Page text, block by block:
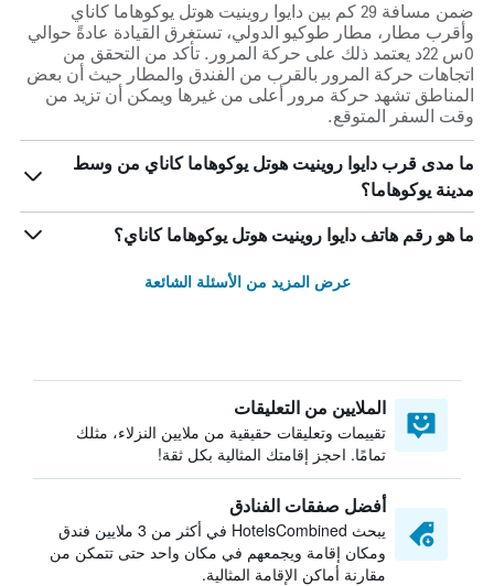
ضمن مسافة 29 كم بين دايوا روينيت هوتل يوكوهاما كاناي
وأقرب مطار، مطار طوكيو الدولي، تستغرق القيادة عادةً حوالي
0س 22د يعتمد ذلك على حركة المرور. تأكد من التحقق من
اتجاهات حركة المرور بالقرب من الفندق والمطار حيث أن بعض
المناطق تشهد حركة مرور أعلى من غيرها ويمكن أن تزيد من
وقت السفر المتوقع.
ما مدى قرب دايوا روينيت هوتل يوكوهاما كاناي من وسط
مدينة يوكوهاما؟
ما هو رقم هاتف دايوا روينيت هوتل يوكوهاما كاناي؟
عرض المزيد من الأسئلة الشائعة
الملايين من التعليقات
تقييمات وتعليقات حقيقية من ملايين النزلاء، مثلك
تمامًا. احجز إقامتك المثالية بكل ثقة!
أفضل صفقات الفنادق
يبحث HotelsCombined في أكثر من 3 ملايين فندق
ومكان إقامة ويجمعهم في مكان واحد حتى تتمكن من
مقارنة أماكن الإقامة المثالية.